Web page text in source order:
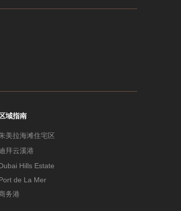
区域指南
美拉海滩住宅区
拜云溪港
Hills Estate
de La Mer
务港